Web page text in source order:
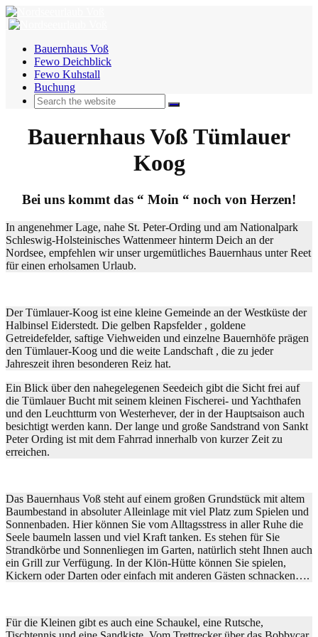
Bauernhaus Voß
Fewo Deichblick
Fewo Kuhstall
Buchung
Bauernhaus Voß Tümlauer
Koog
Bei uns kommt das “ Moin “ noch von Herzen!
In angenehmer Lage, nahe St. Peter-Ording und am Nationalpark
Schleswig-Holsteinisches Wattenmeer hinterm Deich an der
Nordsee, empfehlen wir unser urgemütliches Bauernhaus unter Reet
für einen erholsamen Urlaub.
Der Tümlauer-Koog ist eine kleine Gemeinde an der Westküste der
Halbinsel Eiderstedt. Die gelben Rapsfelder , goldene
Getreidefelder, saftige Viehweiden und einzelne Bauernhöfe prägen
den Tümlauer-Koog und die weite Landschaft , die zu jeder
Jahreszeit ihren besonderen Reiz hat.
Ein Blick über den nahegelegenen Seedeich gibt die Sicht frei auf
die Tümlauer Bucht mit seinem kleinen Fischerei- und Yachthafen
und den Leuchtturm von Westerhever, der in der Hauptsaison auch
besichtigt werden kann. Der lange und große Sandstrand von Sankt
Peter Ording ist mit dem Fahrrad innerhalb von kurzer Zeit zu
erreichen.
Das Bauernhaus Voß steht auf einem großen Grundstück mit altem
Baumbestand in absoluter Alleinlage mit viel Platz zum Spielen und
Sonnenbaden. Hier können Sie vom Alltagsstress in aller Ruhe die
Seele baumeln lassen und viel Kraft tanken. Es stehen für Sie
Strandkörbe und Sonnenliegen im Garten, natürlich steht Ihnen auch
ein Grill zur Verfügung. In der Klön-Hütte können Sie spielen,
Kickern oder Darten oder einfach mit anderen Gästen schnacken….
Für die Kleinen gibt es auch eine Schaukel, eine Rutsche,